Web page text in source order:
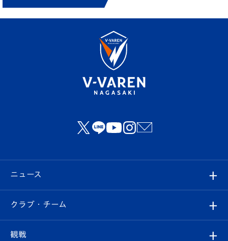
ニュース
すべて
クラブ・チーム
観戦